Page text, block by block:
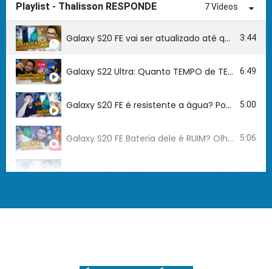
Playlist - Thalisson RESPONDE 7 Vídeos
Galaxy S20 FE vai ser atualizado até qual Android? 3:44
Galaxy S22 Ultra: Quanto TEMPO de TELA LIGADA ele FAZ? 6:49
Galaxy S20 FE é resistente a água? Posso MERGULHAR sem MEDO? 5:00
Galaxy S20 FE Bateria dele é RUIM? Olha Só A REAL! 5:06
Galaxy A53 vs A52S: Qual a MELHOR ESCOLHA? 7:36